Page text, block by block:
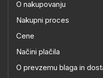
O nakupovanju
Nakupni proces
Cene
Načini plačila
O prevzemu blaga in